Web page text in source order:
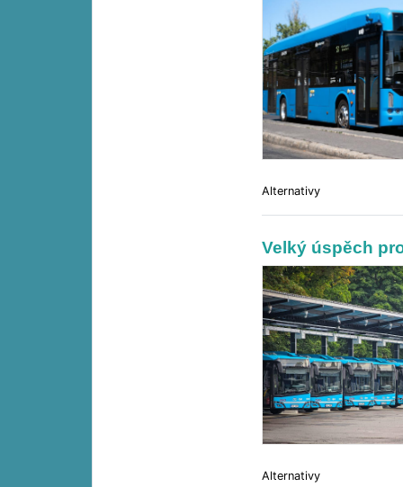
Alternativy
Velký úspěch
Alternativy